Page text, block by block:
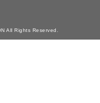
All Rights Reserved.